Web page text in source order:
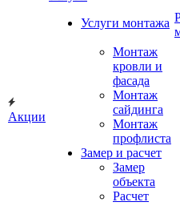
Акции
Услуги монтажа
Монтаж
кровли и
фасада
Монтаж
сайдинга
Монтаж
профлиста
Замер и расчет
Замер
объекта
Расчет